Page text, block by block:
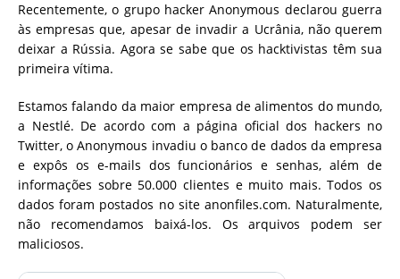
Recentemente, o grupo hacker Anonymous declarou guerra
às empresas que, apesar de invadir a Ucrânia, não querem
deixar a Rússia. Agora se sabe que os hacktivistas têm sua
primeira vítima.
Estamos falando da maior empresa de alimentos do mundo,
a Nestlé. De acordo com a página oficial dos hackers no
Twitter, o Anonymous invadiu o banco de dados da empresa
e expôs os e-mails dos funcionários esenhas, além de
informações sobre 50.000 clientes e muito mais. Todos os
dados foram postados no site anonfiles.com. Naturalmente,
não recomendamos baixá-los. Os arquivos podem ser
maliciosos.